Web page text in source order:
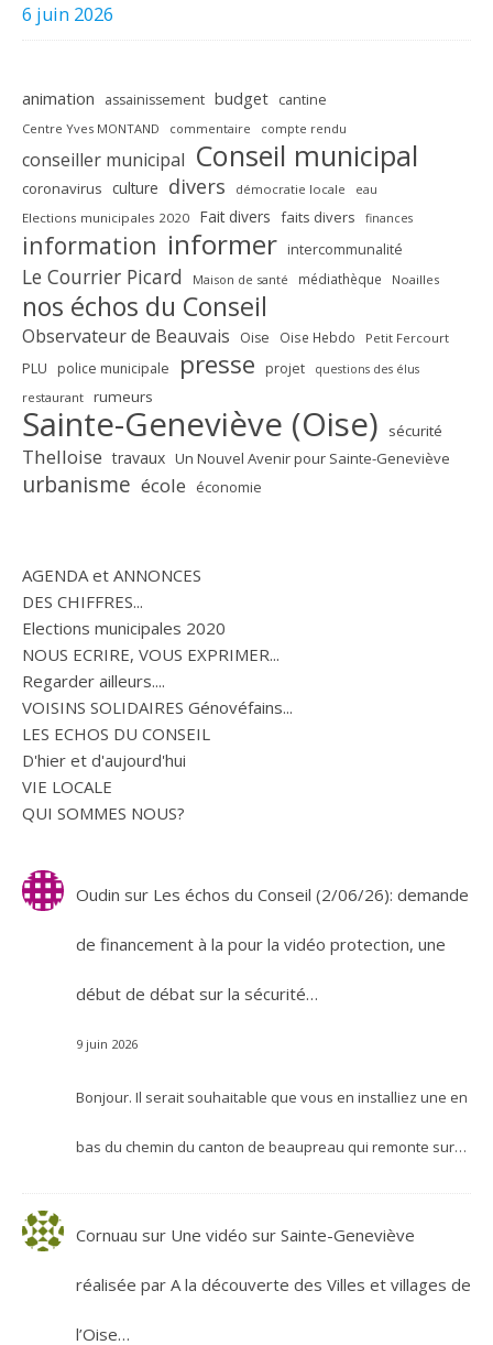
6 juin 2026
animation assainissement budget cantine
Centre Yves MONTAND commentaire compte rendu
conseiller municipal Conseil municipal
coronavirus culture divers démocratie locale eau
Elections municipales 2020 Fait divers faits divers finances
information informer intercommunalité
Le Courrier Picard Maison de santé médiathèque Noailles
nos échos du Conseil
Observateur de Beauvais Oise Oise Hebdo Petit Fercourt
PLU police municipale presse projet questions des élus
restaurant rumeurs
Sainte-Geneviève (Oise) sécurité
Thelloise travaux Un Nouvel Avenir pour Sainte-Geneviève
urbanisme école économie
AGENDA et ANNONCES
DES CHIFFRES...
Elections municipales 2020
NOUS ECRIRE, VOUS EXPRIMER...
Regarder ailleurs....
VOISINS SOLIDAIRES Génovéfains...
LES ECHOS DU CONSEIL
D'hier et d'aujourd'hui
VIE LOCALE
QUI SOMMES NOUS?
Oudin sur Les échos du Conseil (2/06/26): demande
de financement à la pour la vidéo protection, une
début de débat sur la sécurité…
9 juin 2026
Bonjour. Il serait souhaitable que vous en installiez une en
bas du chemin du canton de beaupreau qui remonte sur…
Cornuau sur Une vidéo sur Sainte-Geneviève
réalisée par A la découverte des Villes et villages de
l’Oise…